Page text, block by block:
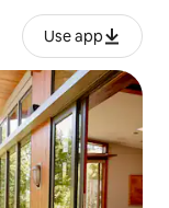
Use app